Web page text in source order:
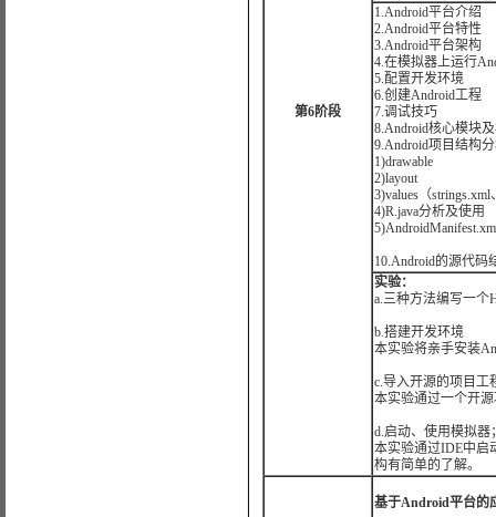
第6阶段
1.Android平台介绍
2.Android平台特性
3.Android平台架构
4.在模拟器上运行
5.配置开发环境
6.创建Android工程
7.调试技巧
8.Android核心模块
9.Android项目结构
1)drawable
2)layout
3)values（
4)R.java分析及使用
10.Android的源代码
实验：
a.三种方法编写一个
b.搭建开发环境
本实验将亲手安装
c.导入开源的项目工
本实验通过一个开
d.启动、使用模拟器
本实验通过IDE中启
构有简单的了解。
基于Android平台的